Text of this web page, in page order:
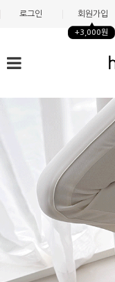
로그인 회원가입
+3,000원